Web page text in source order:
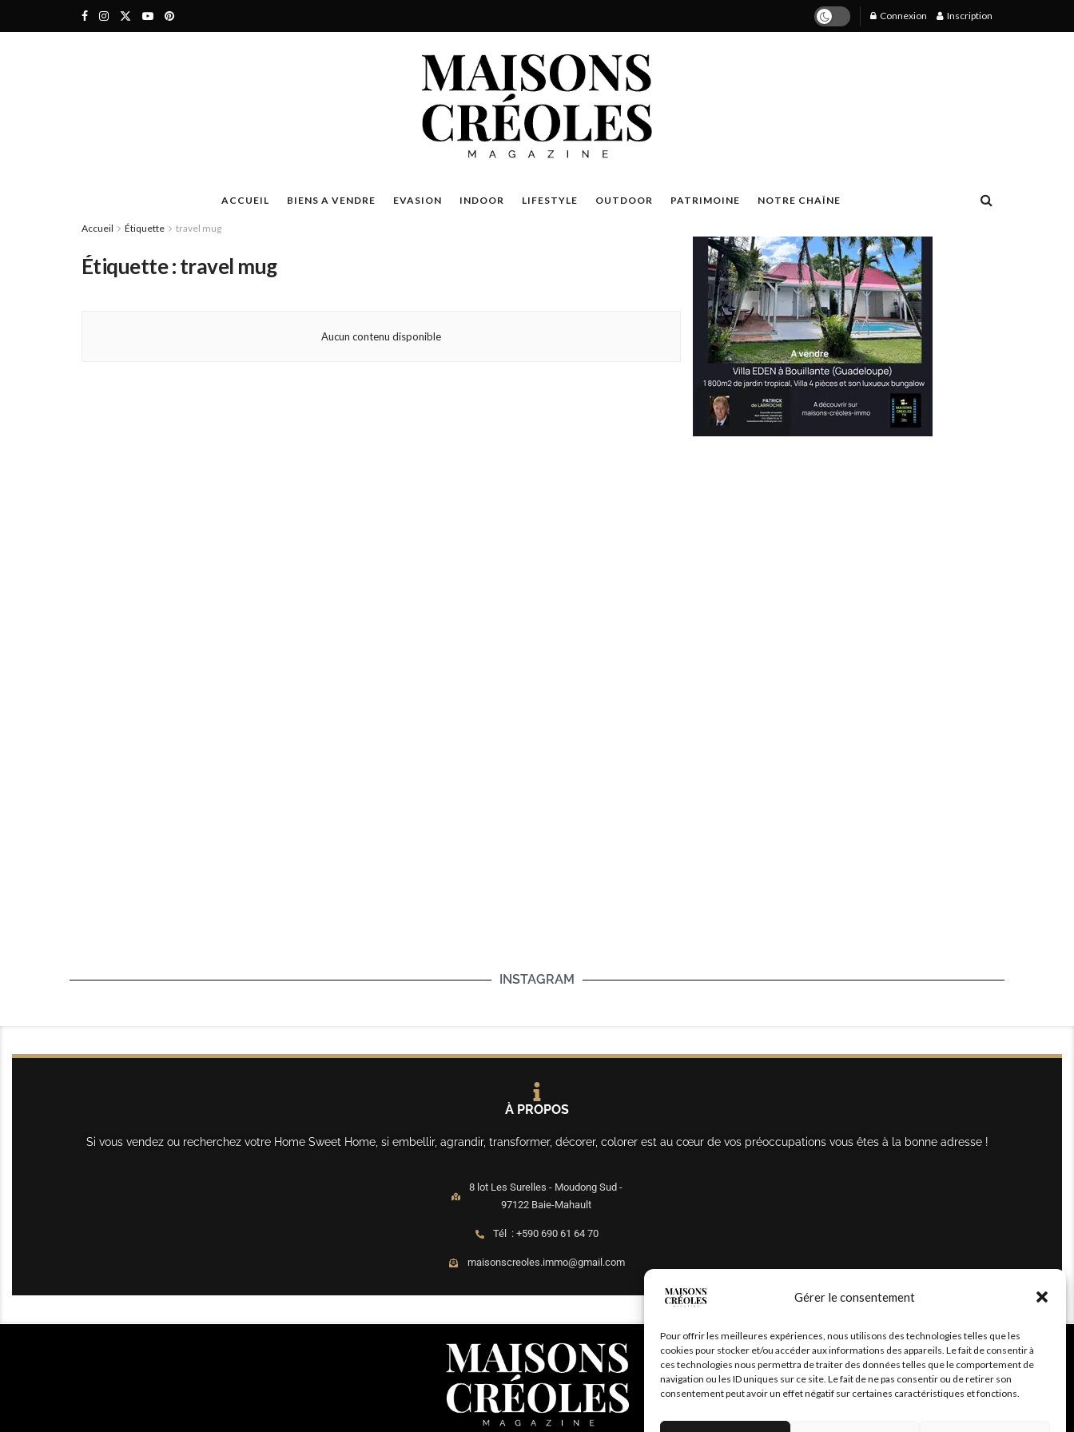
Gérer le consentement
Pour offrir les meilleures expériences, nous utilisons des technologies telles que les
cookies pour stocker et/ou accéder aux informations des appareils. Le fait de consentir à
ces technologies nous permettra de traiter des données telles que le comportement de
navigation ou les ID uniques sur ce site. Le fait de ne pas consentir ou de retirer son
consentement peut avoir un effet négatif sur certaines caractéristiques et fonctions.
Connexion Inscription
ACCUEIL BIENS A VENDRE EVASION INDOOR LIFESTYLE OUTDOOR PATRIMOINE NOTRE CHAÎNE
Accueil Étiquette travel mug
Étiquette :travel mug
Aucun contenu disponible
INSTAGRAM
À PROPOS
Si vous vendez ou recherchez votre Home Sweet Home, si embellir, agrandir, transformer, décorer, colorer est au cœur de vos préoccupations vous êtes à la bonne adresse !
8 lot Les Surelles - Moudong Sud -
97122 Baie-Mahault
Tél : +590 690 61 64 70
maisonscreoles.immo@gmail.com